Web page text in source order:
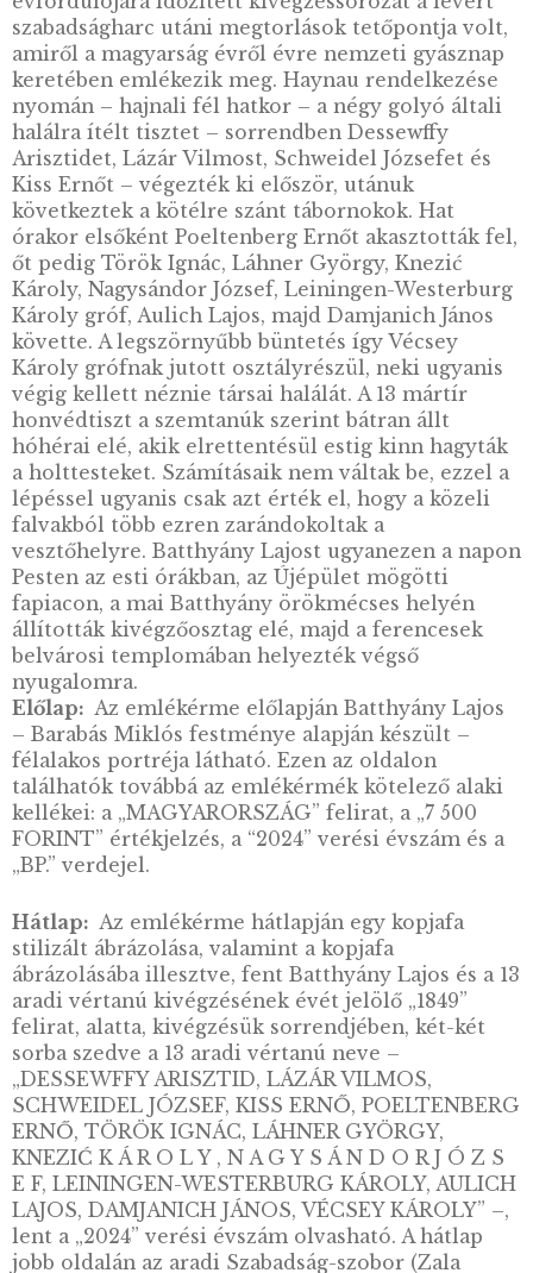
LEÍRÁS
1849. október 6-án végezték ki Aradon az
évi szabadságharc 13 honvédtisztjét, Pesten
ugyanezen a napon hajtották végre a halálos
ítéletet Magyarország első alkotmányos
miniszterelnökén, Batthyány Lajos grófon. A
forradalom és Theodor Baillet von Latour
császári hadügyminiszter meggyilkolásának
évfordulójára időzített kivégzéssorozat a
szabadságharc utáni megtorlások tetőpontja
amiről a magyarság évről évre nemzeti
keretében emlékezik meg. Haynau
nyomán – hajnali fél hatkor – a négy golyó
halálra ítélt tisztet – sorrendben Dessewffy
Arisztidet, Lázár Vilmost, Schweidel Józsefet
Kiss Ernőt – végezték ki először, utánuk
következtek a kötélre szánt tábornokok. Hat
órakor elsőként Poeltenberg Ernőt
őt pedig Török Ignác, Láhner György, Knezić
Károly, Nagysándor József, Leiningen-
Károly gróf, Aulich Lajos, majd Damjanich
követte. A legszörnyűbb büntetés így Vécsey
Károly grófnak jutott osztályrészül, neki
végig kellett néznie társai halálát. A 13 mártír
honvédtiszt a szemtanúk szerint bátran állt
hóhérai elé, akik elrettentésül estig kinn
a holttesteket. Számításaik nem váltak be,
falvakból több ezren zarándokoltak a
vesztőhelyre. Batthyány Lajost ugyanezen a
Pesten az esti órákban, az Újépület mögötti
fapiacon, a mai Batthyány örökmécses
állították kivégzőosztag elé, majd a
belvárosi templomában helyezték végső
nyugalomra.
Előlap: Az emlékérme előlapján Batthyány
– Barabás Miklós festménye alapján készült –
félalakos portréja látható. Ezen az oldalon
találhatók továbbá az emlékérmék kötelező
kellékei: a „MAGYARORSZÁG” felirat, a „7